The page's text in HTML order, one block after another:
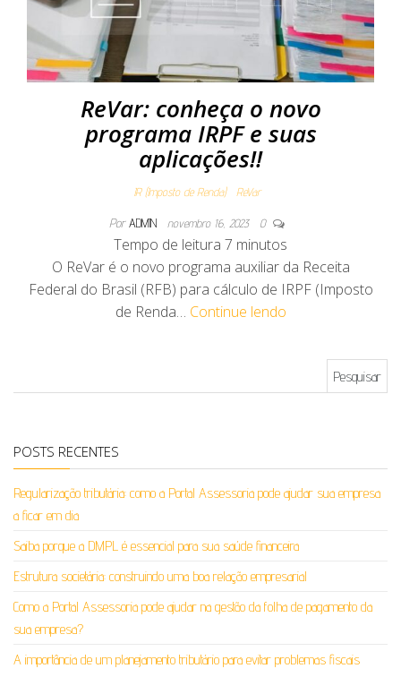
ReVar: conheça o novo
programa IRPF e suas
aplicações!!
IR (Imposto de Renda) ReVar
Por ADMIN novembro 16, 2023 0
Tempo de leitura 7 minutos
O ReVar é o novo programa auxiliar da Receita
Federal do Brasil (RFB) para cálculo de IRPF (Imposto
de Renda… Continue lendo
POSTS RECENTES
Regularização tributária: como a Portal Assessoria pode ajudar sua empresa
a ficar em dia
Saiba porque a DMPL é essencial para sua saúde financeira
Estrutura societária: construindo uma boa relação empresarial
Como a Portal Assessoria pode ajudar na gestão da folha de pagamento da
sua empresa?
A importância de um planejamento tributário para evitar problemas fiscais